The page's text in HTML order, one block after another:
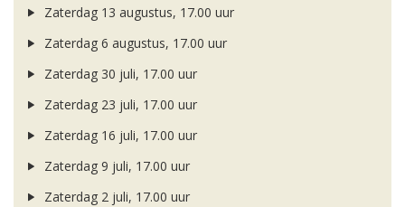
Zaterdag 13 augustus, 17.00 uur
Zaterdag 6 augustus, 17.00 uur
Zaterdag 30 juli, 17.00 uur
Zaterdag 23 juli, 17.00 uur
Zaterdag 16 juli, 17.00 uur
Zaterdag 9 juli, 17.00 uur
Zaterdag 2 juli, 17.00 uur